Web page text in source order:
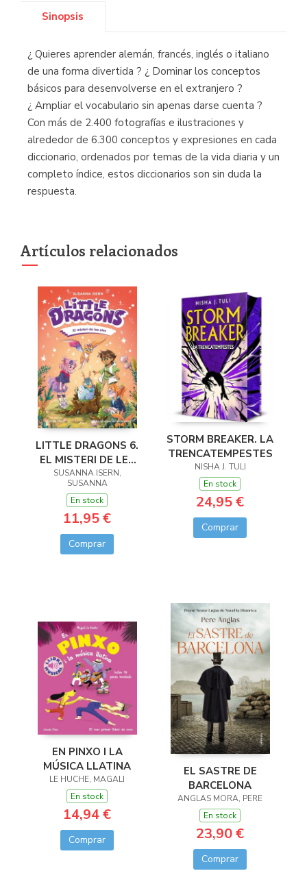
Sinopsis
¿ Quieres aprender alemán, francés, inglés o italiano
de una forma divertida ? ¿ Dominar los conceptos
básicos para desenvolverse en el extranjero ?
¿ Ampliar el vocabulario sin apenas darse cuenta ?
Con más de 2.400 fotografías e ilustraciones y
alrededor de 6.300 conceptos y expresiones en cada
diccionario, ordenados por temas de la vida diaria y un
completo índice, estos diccionarios son sin duda la
respuesta.
Artículos relacionados
LITTLE DRAGONS 6.
EL MISTERI DE LES
ALES
SUSANNA ISERN,
SUSANNA
En stock
11,95 €
Comprar
STORM BREAKER. LA
TRENCATEMPESTES
NISHA J. TULI
En stock
24,95 €
Comprar
EN PINXO I LA
MÚSICA LLATINA
LE HUCHE, MAGALI
En stock
14,94 €
Comprar
EL SASTRE DE
BARCELONA
ANGLAS MORA, PERE
En stock
23,90 €
Comprar